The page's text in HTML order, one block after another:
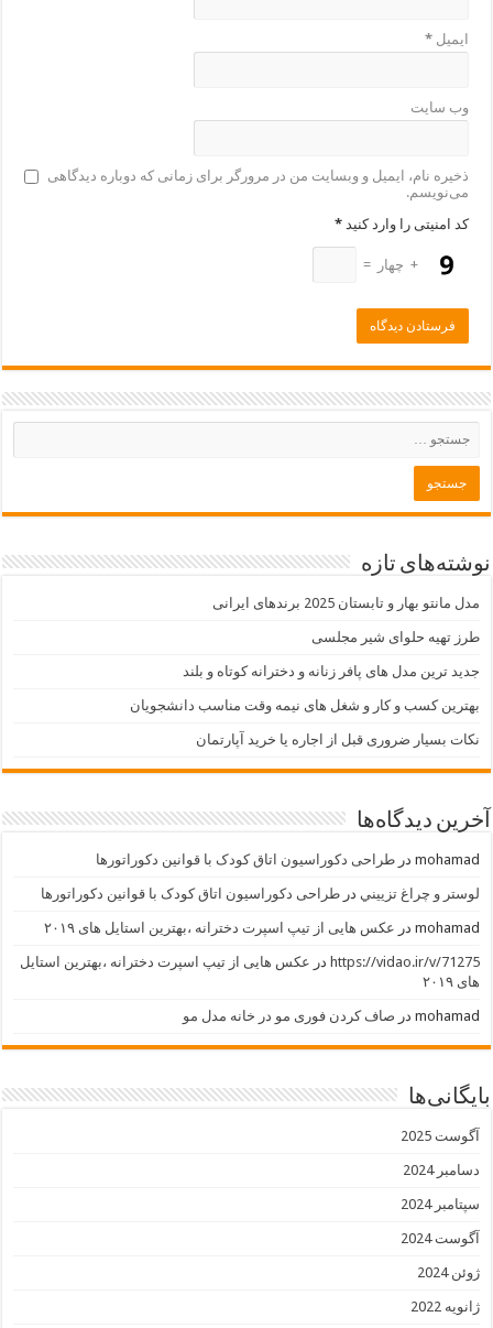
ایمیل*
وب‌ سایت
ذخیره نام، ایمیل و وبسایت من در مرورگر برای زمانی که دوباره دیدگاهی
می‌نویسم.
کد امنیتی را وارد کنید *
+ چهار =
نوشته‌های تازه
مدل مانتو بهار و تابستان 2025 برندهای ایرانی
طرز تهیه حلوای شیر مجلسی
جدید ترین مدل های پافر زنانه و دخترانه کوتاه و بلند
بهترین کسب و کار و شغل های نیمه وقت مناسب دانشجویان
نکات بسیار ضروری قبل از اجاره یا خرید آپارتمان
آخرین دیدگاه‌ها
mohamad درطراحی دکوراسیون اتاق کودک با قوانین دکوراتورها
لوستر و چراغ تزييني درطراحی دکوراسیون اتاق کودک با قوانین دکوراتورها
mohamad در عکس هایی از تیپ اسپرت دخترانه ،بهترین استایل های ۲۰۱۹
https://vidao.ir/v/71275 در عکس هایی از تیپ اسپرت دخترانه ،بهترین استایل
های ۲۰۱۹
mohamad در صاف کردن فوری مو در خانه مدل مو
بایگانی‌ها
آگوست 2025
دسامبر 2024
سپتامبر 2024
آگوست 2024
ژوئن 2024
ژانویه 2022